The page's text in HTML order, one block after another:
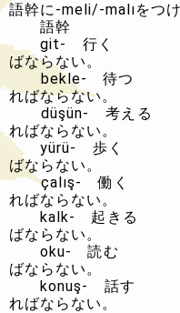
語幹に-meli/-malıをつ
語幹
git-
行く
ばならない。
bekle- 待つ
ればならない。
düşün- 考える
ればならない。
yürü-
歩く
ばならない。
çalış- 働く
ればならない。
kalk-
起きる
ばならない。
oku-
読む
ばならない。
konuş-
話す
ればならない。